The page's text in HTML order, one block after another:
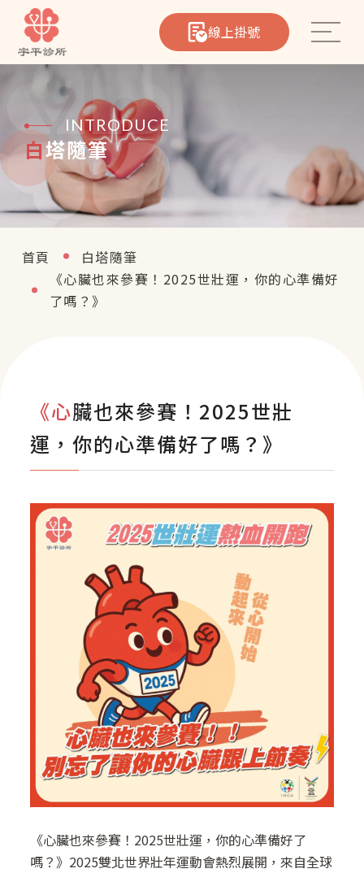
線上掛號
心臟筆記
院所介紹
熱門療程
INTRODUCE
白塔隨筆
首頁
白塔隨筆
《心臟也來參賽！2025世壯運，你的心準備好
了嗎？》
《心臟也來參賽！2025世壯
運，你的心準備好了嗎？》
《心臟也來參賽！2025世壯運，你的心準備好了
嗎？》2025雙北世界壯年運動會熱烈展開，來自全球